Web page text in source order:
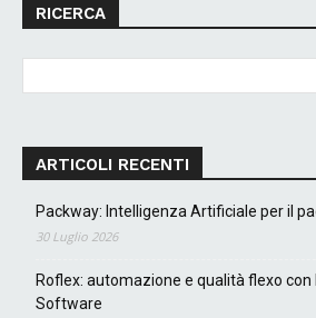
RICERCA
ARTICOLI RECENTI
Packway: Intelligenza Artificiale per il
30 Luglio 2026
Roflex: automazione e qualità flexo con
Software